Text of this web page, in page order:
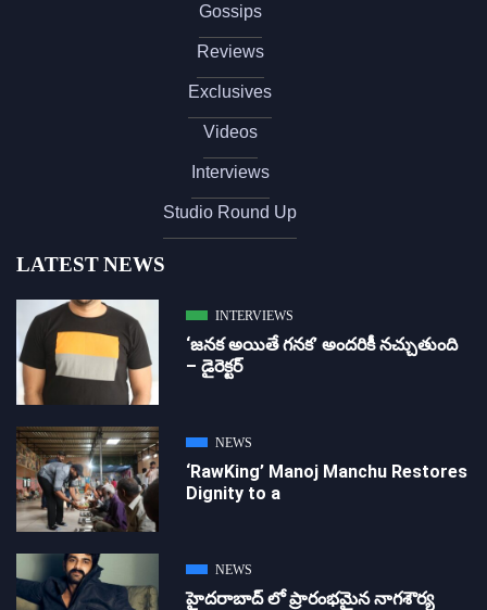
Gossips
Reviews
Exclusives
Videos
Interviews
Studio Round Up
LATEST NEWS
INTERVIEWS
‘జ‌న‌క అయితే గ‌న‌క‌’ అందరికీ నచ్చుతుంది
– డైరెక్ట‌ర్
NEWS
‘RawKing’ Manoj Manchu Restores
Dignity to a
NEWS
హైదరాబాద్ లో ప్రారంభమైన నాగశౌర్య